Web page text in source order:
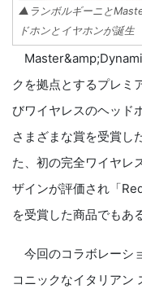
▲ランボルギーニと
ドホンとイヤホンが誕生
クを拠点とするプレミ
びワイヤレスのヘッド
さまざまな賞を受賞し
た、初の完全ワイヤレ
ザインが評価され「
を受賞した商品でもある
今回のコラボレーシ
コニックなイタリアン